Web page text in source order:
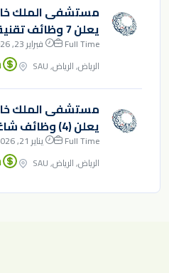
مستشفى الملك
يعلن 7 وظائف تقنية وصحية في الرياض
Full Time
فبراير 23, 2026
الرياض, الرياض, SAU
مستشفى الملك
يعلن (4) وظائف شاغرة بالرياض
Full Time
يناير 21, 2026
الرياض, الرياض, SAU